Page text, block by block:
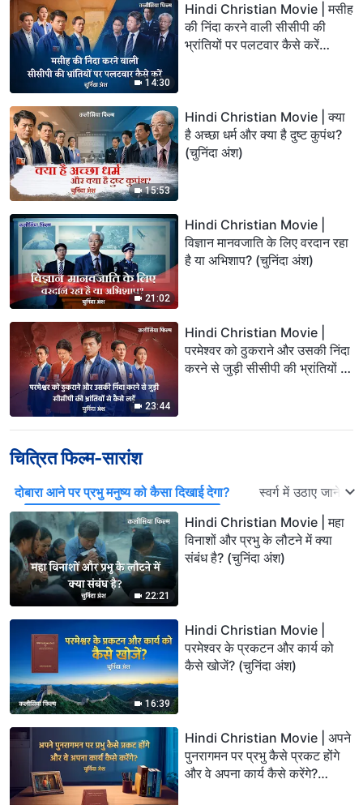
14:30
Hindi Christian Movie | मसीह
की निंदा करने वाली सीसीपी की
भ्रांतियों पर पलटवार कैसे करें
15:53
Hindi Christian Movie | क्या
है अच्छा धर्म और क्या है दुष्ट कुपंथ?
(चुनिंदा अंश)
21:02
Hindi Christian Movie |
विज्ञान मानवजाति के लिए वरदान रहा
है या अभिशाप? (चुनिंदा अंश)
23:44
Hindi Christian Movie |
परमेश्वर को ठुकराने और उसकी निंदा
करने से जुड़ी सीसीपी की भ्रांतियों से
चित्रित फिल्म-सारांश
दोबारा आने पर प्रभु मनुष्य को कैसा दिखाई देगा? स्वर्ग में उठाए जाने का
22:21
Hindi Christian Movie | महा
विनाशों और प्रभु के लौटने में क्या
संबंध है? (चुनिंदा अंश)
16:39
Hindi Christian Movie |
परमेश्वर के प्रकटन और कार्य को
कैसे खोजें? (चुनिंदा अंश)
Hindi Christian Movie | अपने
पुनरागमन पर प्रभु कैसे प्रकट होंगे
और वे अपना कार्य कैसे करेंगे?